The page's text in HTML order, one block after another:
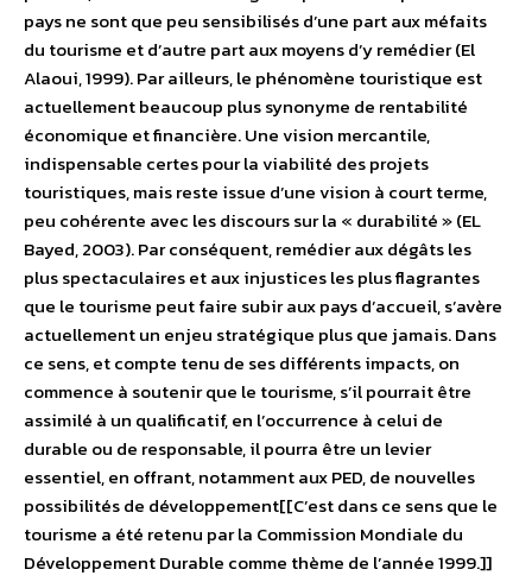
pays ne sont que peu sensibilisés d’une part aux méfaits
du tourisme et d’autre part aux moyens d’y remédier (El
Alaoui, 1999). Par ailleurs, le phénomène touristique est
actuellement beaucoup plus synonyme de rentabilité
économique et financière. Une vision mercantile,
indispensable certes pour la viabilité des projets
touristiques, mais reste issue d’une vision à court terme,
peu cohérente avec les discours sur la « durabilité » (EL
Bayed, 2003). Par conséquent, remédier aux dégâts les
plus spectaculaires et aux injustices les plus flagrantes
que le tourisme peut faire subir aux pays d’accueil, s’avère
actuellement un enjeu stratégique plus que jamais. Dans
ce sens, et compte tenu de ses différents impacts, on
commence à soutenir que le tourisme, s’il pourrait être
assimilé à un qualificatif, en l’occurrence à celui de
durable ou de responsable, il pourra être un levier
essentiel, en offrant, notamment aux PED, de nouvelles
possibilités de développement[[C’est dans ce sens que le
tourisme a été retenu par la Commission Mondiale du
Développement Durable comme thème de l’année 1999.]]